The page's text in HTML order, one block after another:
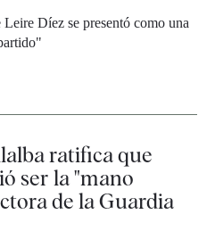
Díez se presentó como una
ratifica que
ser la "mano
de la Guardia